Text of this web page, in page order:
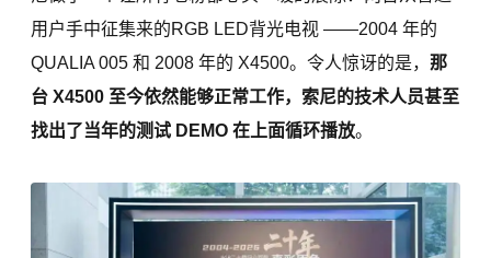
用户手中征集来的RGB LED背光电视 ——2004 年的
QUALIA 005 和 2008 年的 X4500。令人惊讶的是， 那
台 X4500 至今依然能够正常工作， 索尼的技术人员甚至
找出了当年的测试 DEMO 在上面循环播放。